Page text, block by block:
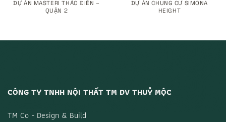
DỰ ÁN MASTERI THẢO ĐIỀN –
QUẬN 2
DỰ ÁN CHUNG CƯ SIMONA
HEIGHT
CÔNG TY TNHH NỘI THẤT TM DV THUỶ MỘC
TM Co - Design & Build